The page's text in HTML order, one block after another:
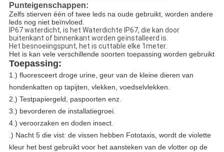
Punteigenschappen:
Zelfs stierven één of twee leds na oude gebruikt, worden andere
leds nog niet beïnvloed.
IP67 waterdicht, is het Waterdichte IP67, die kan door
buitenkant of binnenkant worden geïnstalleerd is.
Het besnoeiingspunt, het is cuttable elke 1meter.
Het is kan vele verschillende soorten toepassing worden gebruikt
Toepassing:
1.) fluoresceert droge urine, geur van de kleine dieren van
hondenkatten op tapijten, vlekken, voedselvlekken.
2.) Testpapiergeld, paspoorten enz.
3.) bevorderen de installatiegroei.
4.) veroorzaken en doden insect.
.) Nacht 5 die vist: de vissen hebben Fototaxis, wordt de violette
kleur het best gebruikt voor het aansteken van de vlotter op de